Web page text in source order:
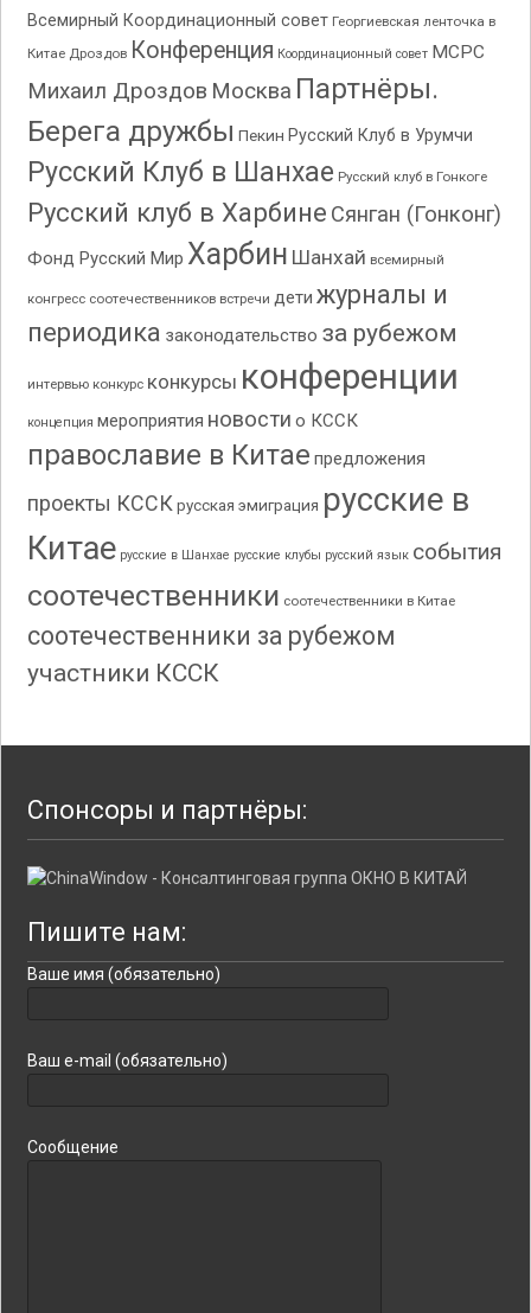
Всемирный Координационный совет Георгиевская ленточка в
Китае Дроздов Конференция Координационный совет МСРС
Михаил Дроздов Москва Партнёры.
Берега дружбы Пекин Русский Клуб в Урумчи
Русский Клуб в Шанхае Русский клуб в Гонкоге
Русский клуб в Харбине Сянган (Гонконг)
Фонд Русский Мир Харбин Шанхай всемирный
конгресс соотечественников встречи дети журналы и
периодика законодательство за рубежом
интервью конкурс конкурсы конференции
концепция мероприятия новости о КССК
православие в Китае предложения
проекты КССК русская эмиграция русские в
Китае русские в Шанхае русские клубы русский язык события
соотечественники соотечественники в Китае
соотечественники за рубежом
участники КССК
Спонсоры и партнёры:
Пишите нам:
Ваше имя (обязательно)
Ваш e-mail (обязательно)
Сообщение